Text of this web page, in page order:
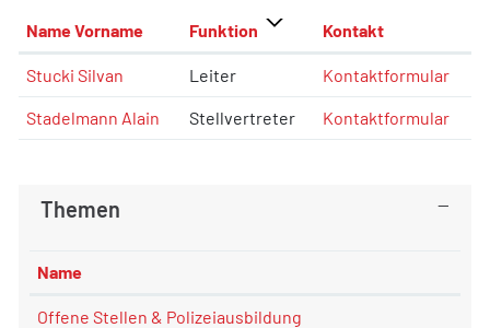
Name Vorname Funktion Kontakt
Stucki Silvan Leiter Kontaktformular
Stadelmann Alain Stellvertreter Kontaktformular
Themen
Name
Offene Stellen & Polizeiausbildung